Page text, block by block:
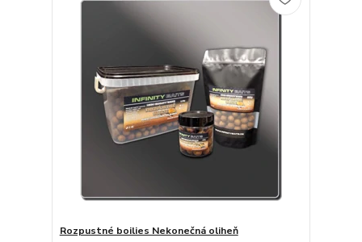
Rozpustné boilies Nekonečná oliheň